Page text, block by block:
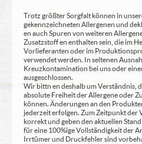
Trotz größter Sorgfalt können in
gekennzeichneten Allergenen und
en auch Spuren von weiteren
Zusatzstoff en enthalten sein, die im
Vorlieferanten oder im
verwendet werden. In seltenen
Kreuzkontamination bei uns oder
ausgeschlossen.
Wir bittn en deshalb um Verständnis,
absolute Freiheit der Allergene oder
können. Änderungen an den
jederzeit erfolgen. Zum Zeitpunkt der
korrekt und geben den aktuellen
für eine 100%ige Vollständigkeit der
Irrtümer und Druckfehler sind